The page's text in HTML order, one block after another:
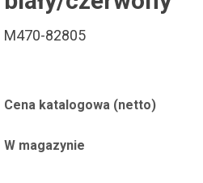
M470-82805
Cena katalogowa (netto)
W magazynie